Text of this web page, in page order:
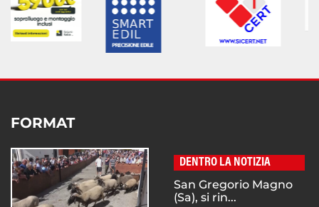
FORMAT
DENTRO LA NOTIZIA
San Gregorio Magno
(Sa), si rin...